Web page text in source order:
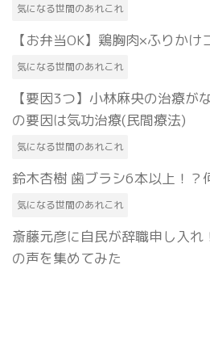
気になる世間のあれこれ
【お弁当OK】鶏胸肉‪×‬ふりかけ
気になる世間のあれこれ
【要因3つ】小林麻央の治療が
の要因は気功治療(民間療法)
気になる世間のあれこれ
鈴木杏樹 歯ブラシ6本以上！？
気になる世間のあれこれ
斎藤元彦に自民が辞職申し入れ
の声を集めてみた